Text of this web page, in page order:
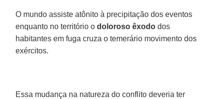
O mundo assiste atônito à precipitação dos eventos
enquanto no território odoloroso êxodo dos
habitantes em fuga cruza o temerário movimento dos
exércitos.
Essa mudança na natureza do conflito deveria ter